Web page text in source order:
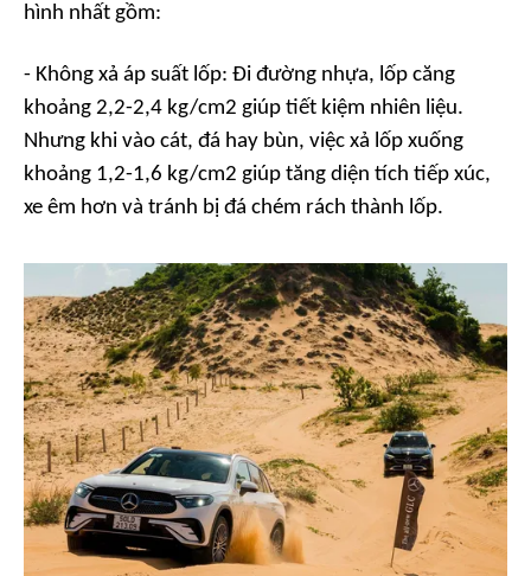
hình nhất gồm:
- Không xả áp suất lốp: Đi đường nhựa, lốp căng
khoảng 2,2-2,4 kg/cm2 giúp tiết kiệm nhiên liệu.
Nhưng khi vào cát, đá hay bùn, việc xả lốp xuống
khoảng 1,2-1,6 kg/cm2 giúp tăng diện tích tiếp xúc,
xe êm hơn và tránh bị đá chém rách thành lốp.